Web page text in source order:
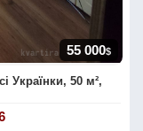
55 000$
Українки, 50 м²,